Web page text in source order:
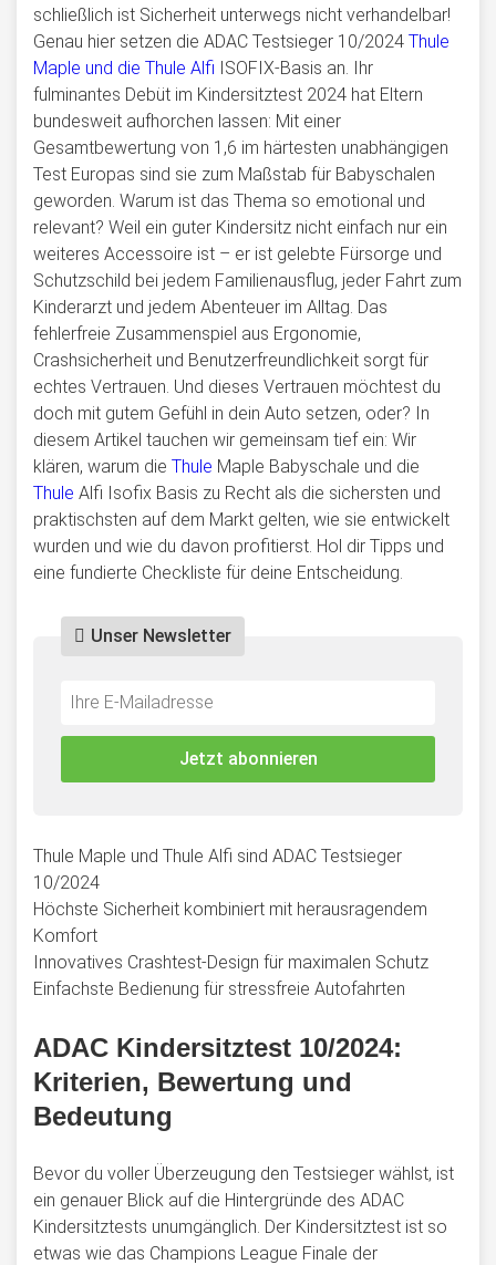
schließlich ist Sicherheit unterwegs nicht verhandelbar!
Genau hier setzen die ADAC Testsieger 10/2024 Thule
Maple und die Thule Alfi ISOFIX-Basis an. Ihr
fulminantes Debüt im Kindersitztest 2024 hat Eltern
bundesweit aufhorchen lassen: Mit einer
Gesamtbewertung von 1,6 im härtesten unabhängigen
Test Europas sind sie zum Maßstab für Babyschalen
geworden. Warum ist das Thema so emotional und
relevant? Weil ein guter Kindersitz nicht einfach nur ein
weiteres Accessoire ist – er ist gelebte Fürsorge und
Schutzschild bei jedem Familienausflug, jeder Fahrt zum
Kinderarzt und jedem Abenteuer im Alltag. Das
fehlerfreie Zusammenspiel aus Ergonomie,
Crashsicherheit und Benutzerfreundlichkeit sorgt für
echtes Vertrauen. Und dieses Vertrauen möchtest du
doch mit gutem Gefühl in dein Auto setzen, oder? In
diesem Artikel tauchen wir gemeinsam tief ein: Wir
klären, warum die Thule Maple Babyschale und die
Thule Alfi Isofix Basis zu Recht als die sichersten und
praktischsten auf dem Markt gelten, wie sie entwickelt
wurden und wie du davon profitierst. Hol dir Tipps und
eine fundierte Checkliste für deine Entscheidung.
Do
fill
Unser Newsletter
*Ihre
Mailadresse:
Jetzt abonnieren
Thule Maple und Thule Alfi sind ADAC Testsieger
10/2024
Höchste Sicherheit kombiniert mit herausragendem
Komfort
Innovatives Crashtest-Design für maximalen Schutz
Einfachste Bedienung für stressfreie Autofahrten
ADAC Kindersitztest 10/2024:
Kriterien, Bewertung und
Bedeutung
Bevor du voller Überzeugung den Testsieger wählst, ist
ein genauer Blick auf die Hintergründe des ADAC
Kindersitztests unumgänglich. Der Kindersitztest ist so
etwas wie das Champions League Finale der